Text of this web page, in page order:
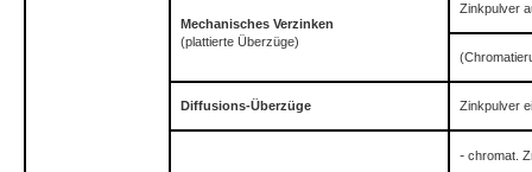
Mechanisches Verzinken
(plattierte Überzüge)
Zinkpulver
Diffusions-Überzüge Zinkpulver
-chromat.